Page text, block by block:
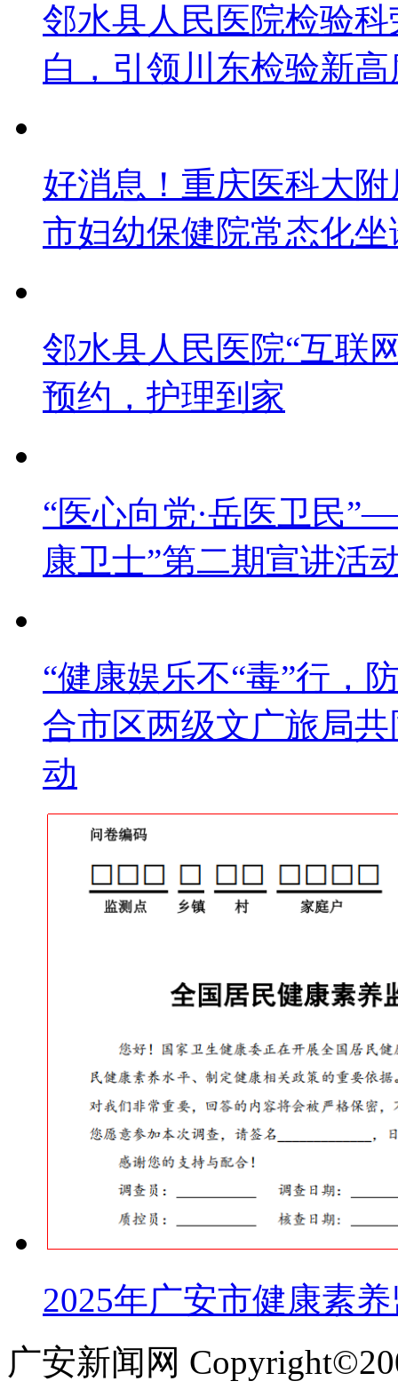
邻水县人民医院检验
白，引领川东检验新高
好消息！重庆医科大
市妇幼保健院常态化坐
邻水县人民医院“互
预约，护理到家
“医心向党·岳医卫民
康卫士”第二期宣讲活
“健康娱乐不“毒”行
合市区两级文广旅局
动
2025年广安市健康素
广安新闻网